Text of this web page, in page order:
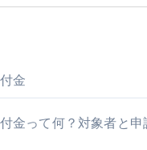
金
金って何？対象者と